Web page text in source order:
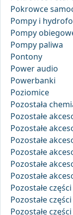
Pokrowce
Pompy i
Pompy
Pompy paliwa
Pontony
Power audio
Powerbanki
Poziomice
Pozostała
Pozostałe
Pozostałe
Pozostałe
Pozostałe
Pozostałe
Pozostałe
Pozostałe
Pozostałe
Pozostałe